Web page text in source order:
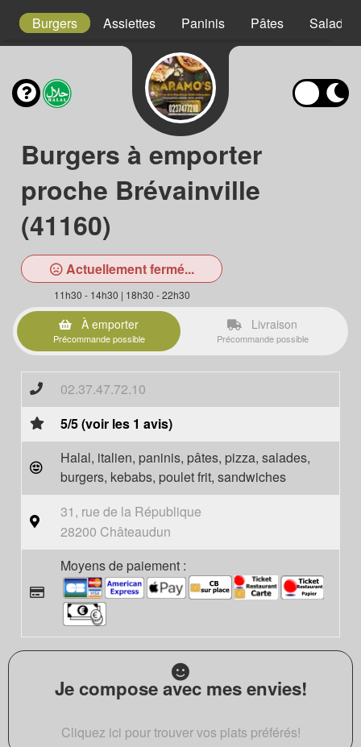
Burgers Assiettes Paninis Pâtes Salades
Burgers à emporter
proche Brévainville
(41160)
Actuellement fermé...
11h30 - 14h30 | 18h30 - 22h30
À emporter
Précommande possible
Livraison
Précommande possible
02.37.47.72.10
5/5 (voir les 1 avis)
Halal, italien, paninis, pâtes, pizza, salades,
burgers, kebabs, poulet frit, sandwiches
31, rue de la République
28200 Châteaudun
Moyens de paiement :
Je compose avec mes envies!
Cliquez ici pour trouver vos plats préférés!